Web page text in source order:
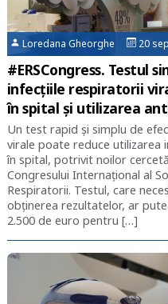
Loredana Gheorghe 20
#ERSCongress. Testul
infecțiile respiratorii
în spital și utilizarea
Un test rapid și simplu de
virale poate reduce utilizarea
în spital, potrivit noilor
Congresului Internațional al
Respiratorii. Testul, care
obținerea rezultatelor, ar
2.500 de euro pentru […]